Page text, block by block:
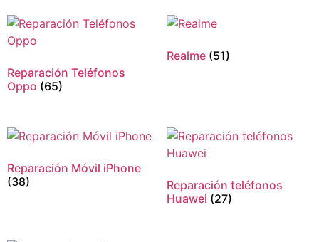
Reparación Teléfonos
Oppo (65)
Realme (51)
Reparación Móvil iPhone
(38)
Reparación teléfonos
Huawei (27)